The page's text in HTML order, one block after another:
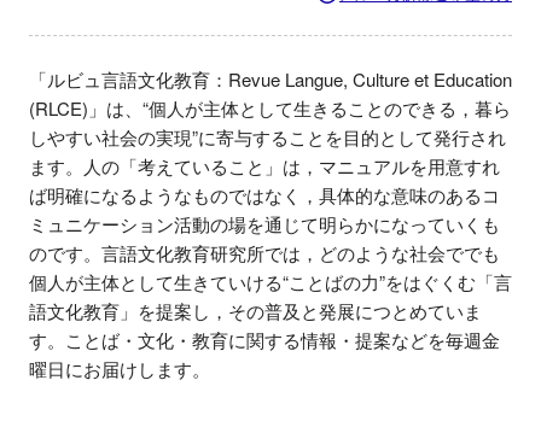
「ルビュ言語文化教育：Revue Langue, Culture et Education
(RLCE)」は、“個人が主体として生きることのできる，暮ら
しやすい社会の実現”に寄与することを目的として発行され
ます。人の「考えていること」は，マニュアルを用意すれ
ば明確になるようなものではなく，具体的な意味のあるコ
ミュニケーション活動の場を通じて明らかになっていくも
のです。言語文化教育研究所では，どのような社会ででも
個人が主体として生きていける“ことばの力”をはぐくむ「言
語文化教育」を提案し，その普及と発展につとめていま
す。ことば・文化・教育に関する情報・提案などを毎週金
曜日にお届けします。